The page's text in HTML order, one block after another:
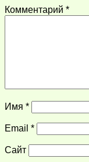
Комментарий *
Имя *
Email *
Сайт